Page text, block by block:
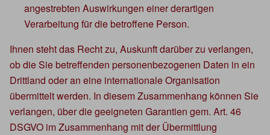
angestrebten Auswirkungen einer derartigen
Verarbeitung für die betroffene Person.
Ihnen steht das Recht zu, Auskunft darüber zu verlangen,
ob die Sie betreffenden personenbezogenen Daten in ein
Drittland oder an eine internationale Organisation
übermittelt werden. In diesem Zusammenhang können Sie
verlangen, über die geeigneten Garantien gem. Art. 46
DSGVO im Zusammenhang mit der Übermittlung